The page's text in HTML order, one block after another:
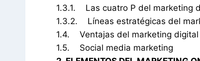
1.3.1. Las cuatro P del marketing
1.3.2. Líneas estratégicas del
1.4. Ventajas del marketing digital
1.5. Social media marketing